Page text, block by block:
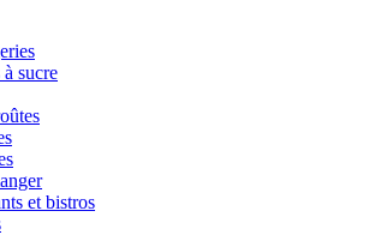
à sucre
et bistros